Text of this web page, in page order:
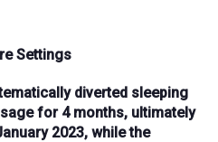
Settings
diverted sleeping
for 4 months, ultimately
2023, while the